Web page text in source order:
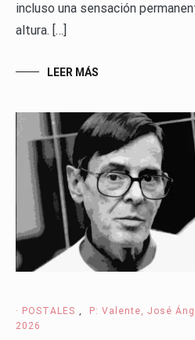
incluso una sensación
altura. […]
LEER MÁS
· POSTALES , P: Valente, José
2026